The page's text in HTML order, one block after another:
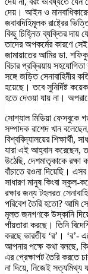
দেয়। আইন ও
জবাবদিহিমূলক রাষ্ট্রের
কিছু চিহ্নিত ব্যক্তির দায়
তাদের অপকর্মের কারণে
জামায়াতের আমির ডা.
বিচার প্রক্রিয়ায়
সঙ্গে জড়িত সেনাবাহিনীর
হয়েছে। তবে সুনির্দিষ্ট
হতে দেওয়া যায় না।
সোশ্যাল মিডিয়া ফেসবুকে
সম্পাদক রাশেদ খান বলেছেন,
বিশ্ববিদ্যালয়ের
যারা এই আহ্বান করেছেন,
উঠেছি, দেশমাতৃকাকে রক্ষা
বাঁচাতে রওনা দিয়েছি। এসব
সাধারণ মানুষ কিংবা স্কুল-
রক্ষার জন্য টহলরত
পরিবেশ তৈরি হতো? আমি
মূলত জনগণকে উস্কানি দিয়ে
পাঁয়তারা করছে। তিনি
করছে ভারতীয় ‘র’। ‘র’-
আপনার পক্ষে কথা বলছে,
এর প্রেক্ষাপট তৈরি করতে
না দিয়ে, নিজেই সত্যমিথ্য